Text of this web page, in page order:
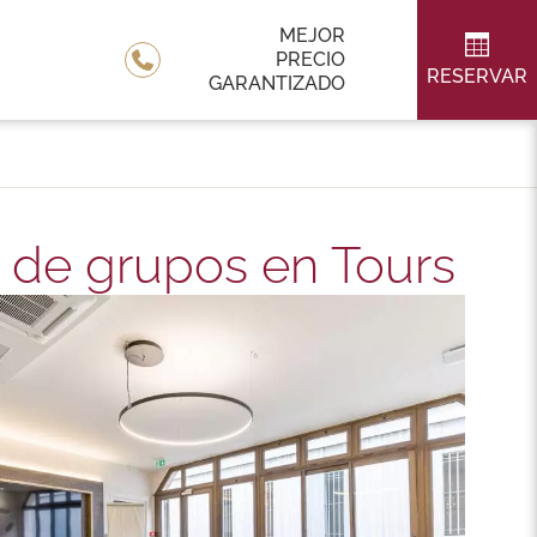
MEJOR
PRECIO
GARANTIZADO
RESERVAR
grupos en Tours